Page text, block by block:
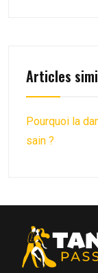
Articles
Pourquoi la
sain ?